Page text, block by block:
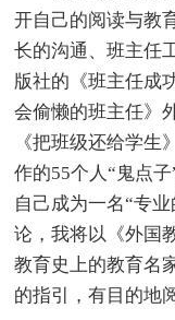
开自己的阅读与教
长的沟通、班主任
版社的《班主任成
会偷懒的班主任》
《把班级还给学生
作的55个人“鬼点
自己成为一名“专
论，我将以《外国
教育史上的教育名
的指引，有目的地